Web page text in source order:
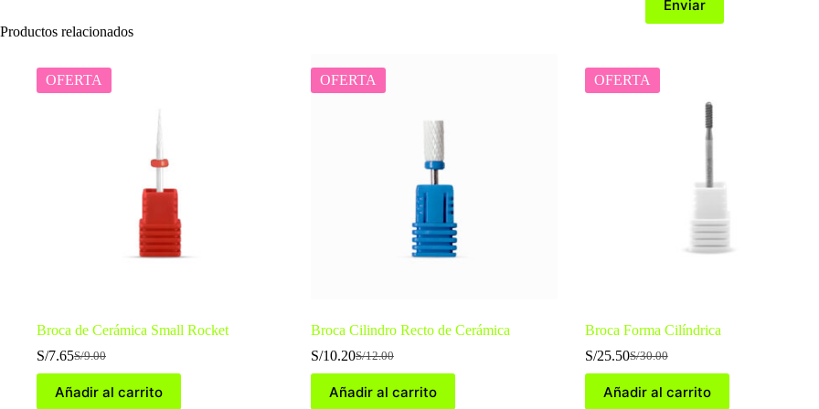
Enviar
Productos relacionados
OFERTA
Broca de Cerámica Small Rocket
S/9.00
El
original
S/7.65El
actual
Añadir al carrito
OFERTA
Broca Cilindro Recto de Cerámica
S/12.00
El
original
S/10.20El
actual
Añadir al carrito
OFERTA
Broca Forma Cilíndrica
S/30.00
El
original
S/25.50El
actual
Añadir al carrito